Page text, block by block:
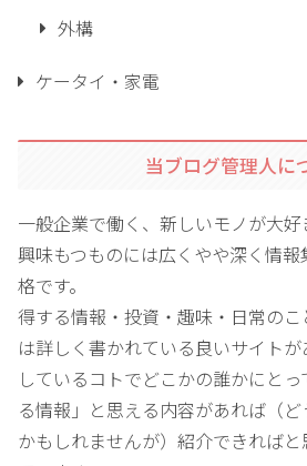
外構
ケータイ・家電
当ブログ管理人に
一般企業で働く、新しいモノが大好
興味もつものには広くやや深く情
格です。
得する情報・投資・趣味・日常の
は詳しく書かれている良いサイト
しているコトでどこかの誰かにと
る情報」と思える内容があれば（
かもしれませんが）紹介できれば